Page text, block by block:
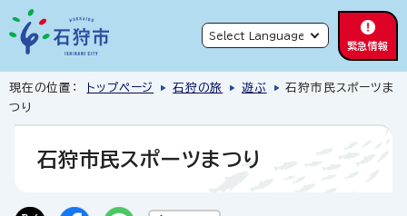
緊急情報
現在の位置： トップページ 石狩の旅 遊ぶ
石狩市民スポーツま
つり
石狩市民スポーツまつり